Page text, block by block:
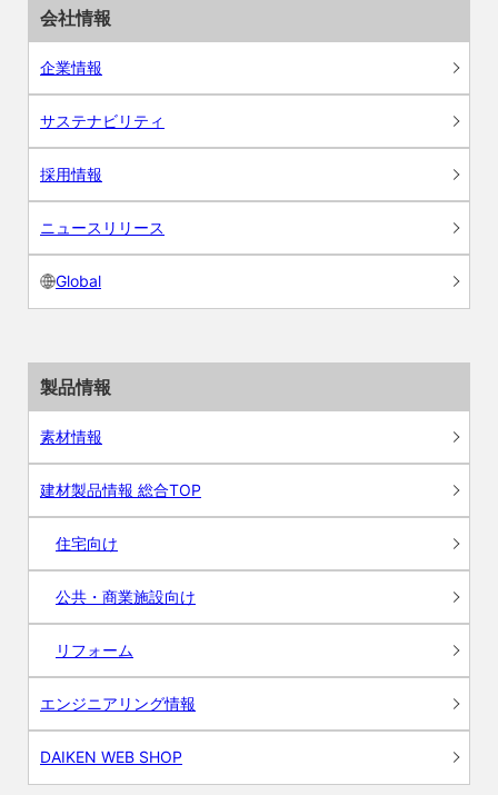
会社情報
企業情報
サステナビリティ
採用情報
ニュースリリース
Global
製品情報
素材情報
建材製品情報 総合TOP
住宅向け
公共・商業施設向け
リフォーム
エンジニアリング情報
DAIKEN WEB SHOP